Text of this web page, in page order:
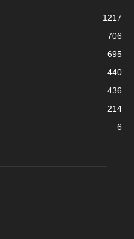
1217
706
695
440
436
214
6